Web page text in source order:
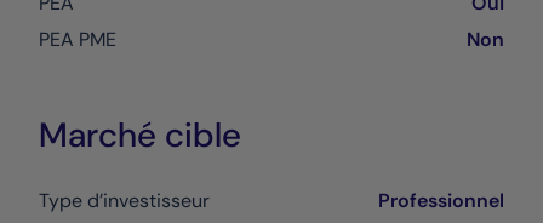
PEA PME
Non
Marché cible
Type d’investisseur
Professionnel